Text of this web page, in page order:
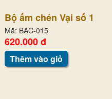
Bộ ấm chén Vại số 1
Mã: BAC-015
620.000 đ
Thêm vào giỏ